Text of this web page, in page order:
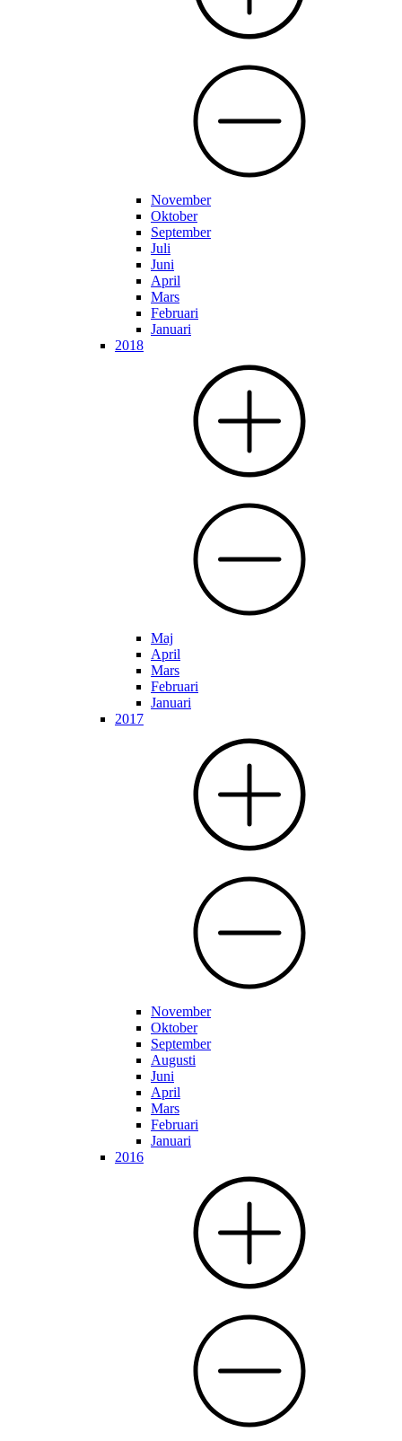
November
Oktober
September
Juli
Juni
April
Mars
Februari
Januari
2018
Maj
April
Mars
Februari
Januari
2017
November
Oktober
September
Augusti
Juni
April
Mars
Februari
Januari
2016